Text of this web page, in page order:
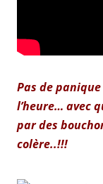
Pas de
l’heure… avec
par des
colère..!!!